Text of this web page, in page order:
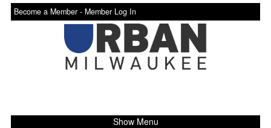
Become a Member - Member Log In
Show Menu